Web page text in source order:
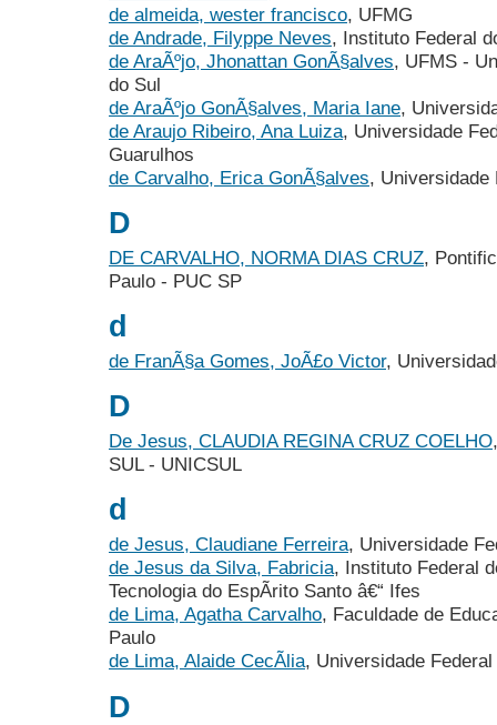
de almeida, wester francisco, UFMG
de Andrade, Filyppe Neves, Instituto Federal
de AraÃºjo, Jhonattan GonÃ§alves, UFMS -
do Sul
de AraÃºjo GonÃ§alves, Maria Iane,
de Araujo Ribeiro, Ana Luiza, Universidade
Guarulhos
de Carvalho, Erica GonÃ§alves, Universidade
D
DE CARVALHO, NORMA DIAS CRUZ,
Paulo - PUC SP
d
de FranÃ§a Gomes, JoÃ£o Victor,
D
De Jesus, CLAUDIA REGINA CRUZ COELHO
SUL - UNICSUL
d
de Jesus, Claudiane Ferreira, Universidade
de Jesus da Silva, Fabricia, Instituto Federal
Tecnologia do EspÃ­rito Santo â€“ Ifes
de Lima, Agatha Carvalho, Faculdade de
Paulo
de Lima, Alaide CecÃ­lia, Universidade
D